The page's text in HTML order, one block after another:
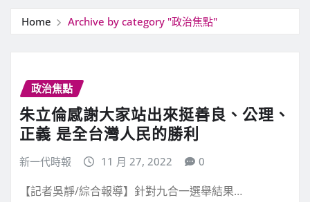
Home Archive by category "政治焦點"
政治焦點
朱立倫感謝大家站出來挺善良、公理、
正義 是全台灣人民的勝利
新一代時報 11 月 27, 2022 0
【記者吳靜/綜合報導】針對九合一選舉結果…